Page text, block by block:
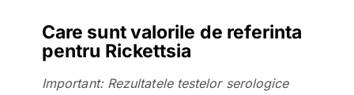
Care sunt valorile de referinta
pentru Rickettsia
Important: Rezultatele testelor serologice